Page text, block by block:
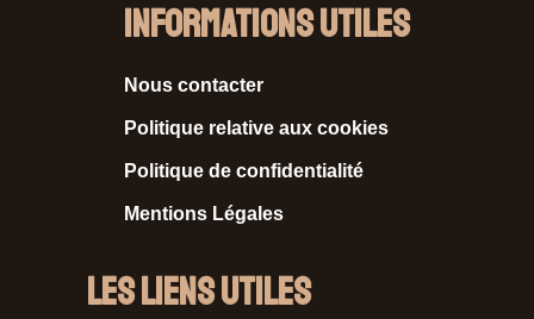
Informations Utiles
Nous contacter
Politique relative aux cookies
Politique de confidentialité
Mentions Légales
Les liens utiles